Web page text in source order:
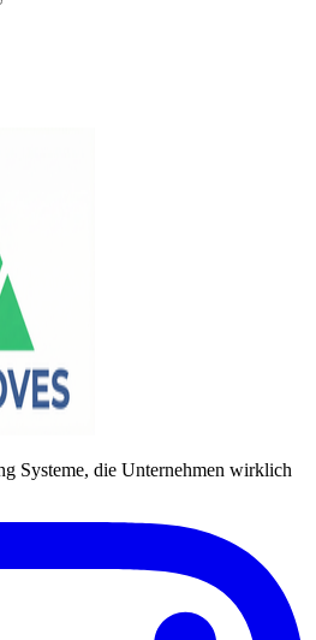
Systeme, die Unternehmen wirklich